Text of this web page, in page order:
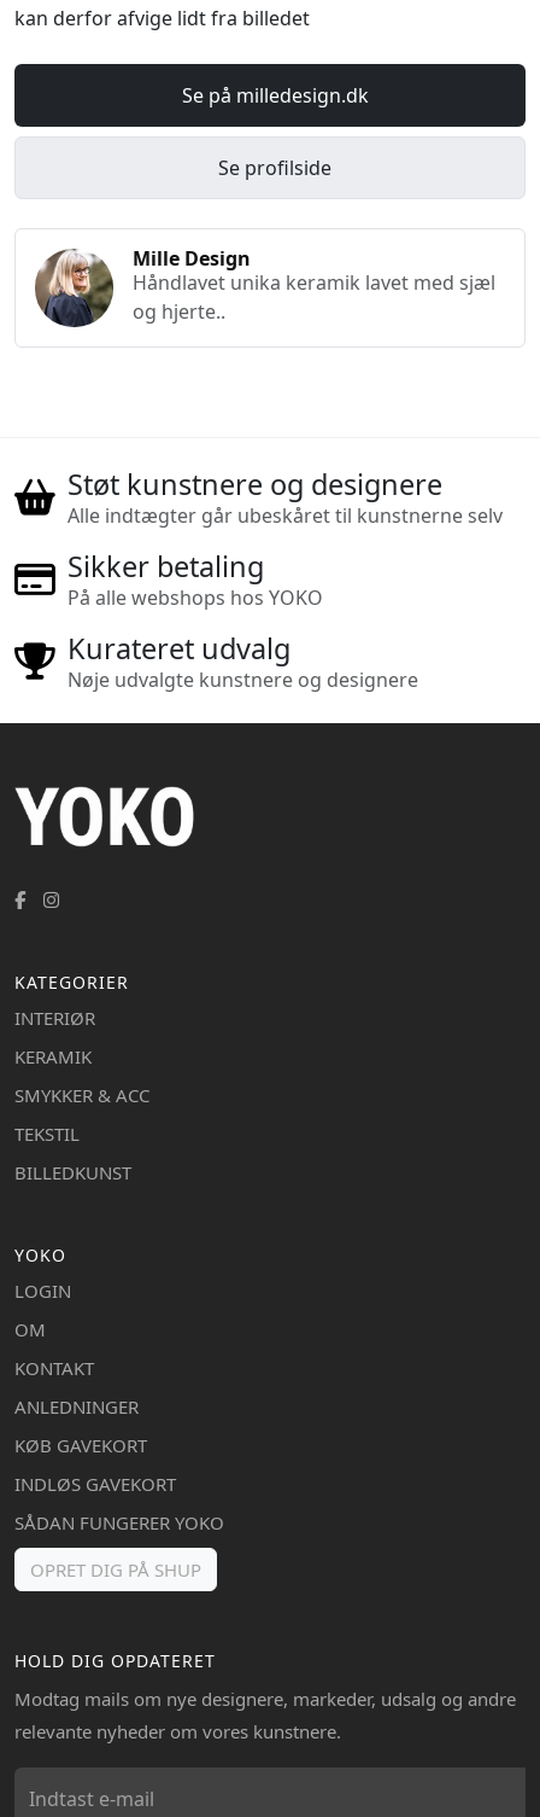
kan derfor afvige lidt fra billedet
Se på milledesign.dk
Se profilside
Mille Design
Håndlavet unika keramik lavet med sjæl
og hjerte..
Støt kunstnere og designere
Alle indtægter går ubeskåret til kunstnerne selv
Sikker betaling
På alle webshops hos YOKO
Kurateret udvalg
Nøje udvalgte kunstnere og designere
KATEGORIER
INTERIØR
KERAMIK
SMYKKER & ACC
TEKSTIL
BILLEDKUNST
YOKO
LOGIN
OM
KONTAKT
ANLEDNINGER
KØB GAVEKORT
INDLØS GAVEKORT
SÅDAN FUNGERER YOKO
OPRET DIG PÅ SHUP
HOLD DIG OPDATERET
Modtag mails om nye designere, markeder, udsalg og andre
relevante nyheder om vores kunstnere.